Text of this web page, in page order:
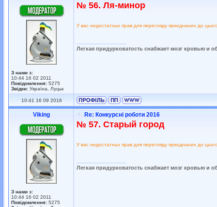
З нами з:
10:44 16 02 2011
Повідомлення: 5275
Звідки: Україна, Луцьк
№ 56. Ля-минор
У вас недостатньо прав для перегляду приєднаних до
Легкая придурковатость снабжает мозг кровью и
10:41 16 09 2016
Viking
З нами з:
10:44 16 02 2011
Повідомлення: 5275
Re: Конкурсні роботи 2016
№ 57. Старый город
У вас недостатньо прав для перегляду приєднаних до
Легкая придурковатость снабжает мозг кровью и